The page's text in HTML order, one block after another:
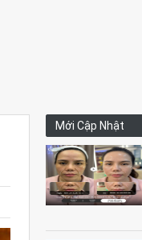
Mới Cập Nhật